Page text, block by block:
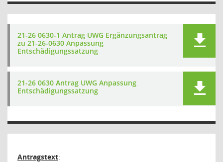
21-26 0630-1 Antrag UWG Ergänzungsantrag
zu 21-26-0630 Anpassung
Entschädigungssatzung
21-26 0630 Antrag UWG Anpassung
Entschädigungssatzung
Antragstext: